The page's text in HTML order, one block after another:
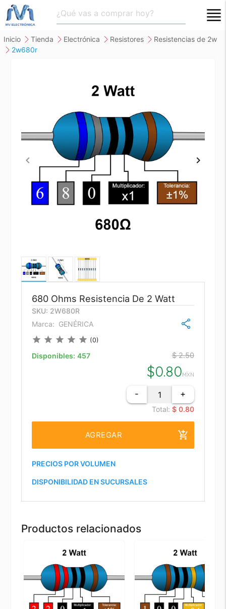
inicio tienda electrónica resistores
resistencias de 2w
2w680r
680 Ohms Resistencia De 2 Watt
SKU: 2W680R
Marca: GENÉRICA
star star star star star (0)
Disponibles: 457 $ 2.50
$0.80MXN
- +
Total: $ 0.80
AGREGAR add_shopping_cart
PRECIOS POR VOLUMEN
DISPONIBILIDAD EN SUCURSALES
Productos relacionados